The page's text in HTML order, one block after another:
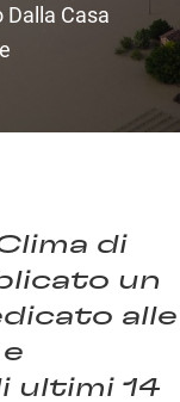
Dalla Casa
di
un
alle
ultimi 14